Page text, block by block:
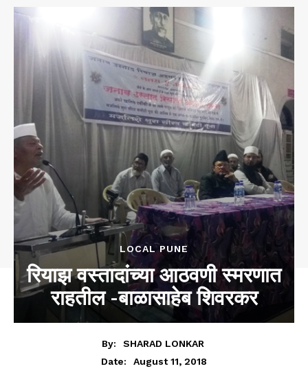
LOCAL PUNE
रियाझ वस्तादांच्या आठवणी स्मरणात
राहतील -बाळासाहेब शिवरकर
By:
SHARAD LONKAR
Date:
August 11, 2018